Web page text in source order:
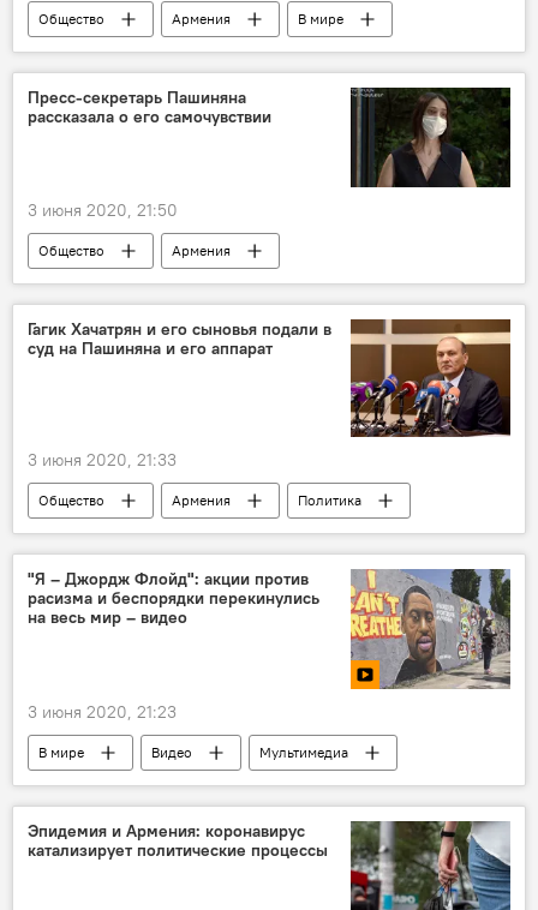
Общество Армения
В мире
США
протесты армяне
Пресс-секретарь Пашиняна
рассказала о его самочувствии
3 июня 2020, 21:50
Общество
Армения
Коронавирус в Армении
Режим ЧП в Армении из-за ситуации с коронавирусом
Пашинян Никол
Новости Армения
Гагик Хачатрян и его сыновья подали в
суд на Пашиняна и его аппарат
3 июня 2020, 21:33
Общество Армения
Политика
Гагик Хачатрян
суд
Пашинян Никол
аппарат
Новости Армения
"Я – Джордж Флойд": акции против
расизма и беспорядки перекинулись
на весь мир – видео
3 июня 2020, 21:23
В мире Видео
Мультимедиа
США
протесты
гибель
Эпидемия и Армения: коронавирус
катализирует политические процессы